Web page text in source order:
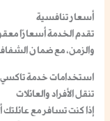
أسعار تنافسية
تقدم الخدمة أسعارًا
والزمن، مع ضمان
استخدامات خدمة تاكسي
تنقل الأفراد والعائلات
إذا كنت تسافر مع